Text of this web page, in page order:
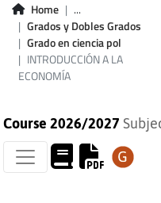
Home
...
Grados y Dobles Grados
Grado en ciencia pol
INTRODUCCIÓN A LA
ECONOMÍA
LA
Course 2026/2027